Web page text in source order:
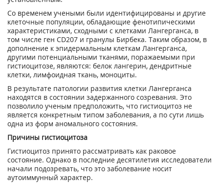
Со временем учеными были идентифицированы и другие
клеточные популяции, обладающие фенотипическими
характеристиками, сходными с клетками Лангерганса, в
том числе ген CD207 и гранулы Бирбека. Таким образом, в
дополнение к эпидермальным клеткам Лангерганса,
другими потенциальными тканями, поражаемыми при
гистиоцитозе, являются: белок лангерин, дендритные
клетки, лимфоидная ткань, моноциты.
В результате патологии развития клетки Лангерганса
находятся в состоянии задержанного созревания. Это
позволило ученым предположить, что гистиоцитоз не
является конкретным типом заболевания, а по сути лишь
одна из форм аномального состояния.
Причины гистиоцитоза
Гистиоцитоз принято рассматривать как раковое
состояние. Однако в последние десятилетия исследователи
начали подозревать, что это заболевание носит
аутоиммунный характер.